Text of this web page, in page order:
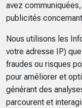
avez
publicités
Nous utilisons les
votre adresse IP)
fraudes ou risques
pour améliorer et
générant des
parcourent et